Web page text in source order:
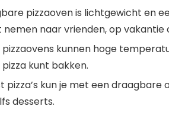
pizzaoven is lichtgewicht en
naar vrienden, op vakantie
kunnen hoge
kunt bakken.
pizza’s kun je met een
desserts.